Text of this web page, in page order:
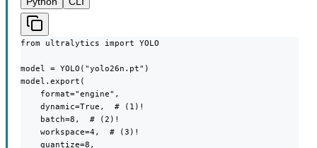
from ultralytics import YOLO
model = YOLO("yolo26n.pt")
model.export(
    format="engine",
    dynamic=True,  # (1)!
    batch=8,  # (2)!
    workspace=4,  # (3)!
    quantize=8,